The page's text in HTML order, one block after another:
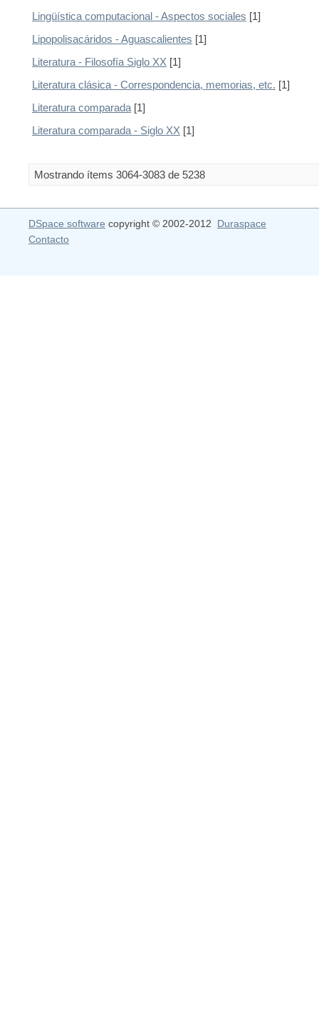
Lingüística computacional - Aspectos sociales [1]
Lipopolisacáridos - Aguascalientes [1]
Literatura - Filosofía Siglo XX [1]
Literatura clásica - Correspondencia, memorias, etc. [1]
Literatura comparada [1]
Literatura comparada - Siglo XX [1]
Mostrando ítems 3064-3083 de 5238
DSpace software copyright © 2002-2012 Duraspace
Contacto